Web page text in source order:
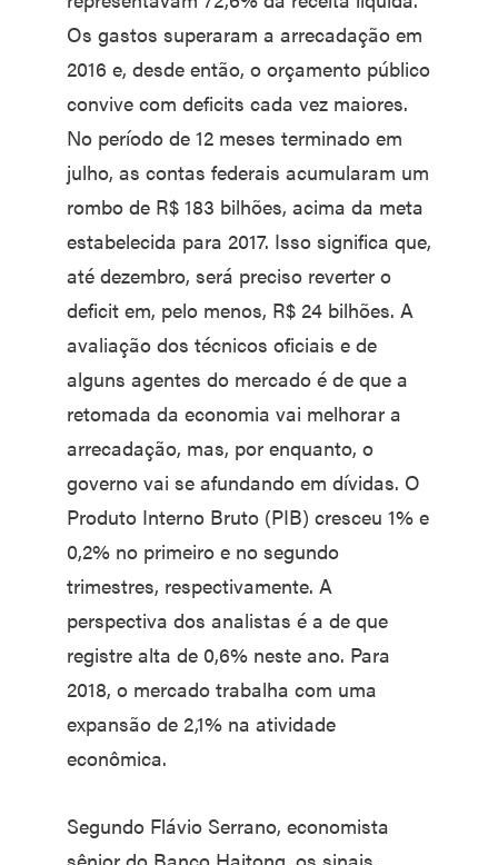
Os gastos superaram a arrecadação em
2016 e, desde então, o orçamento público
convive com deficits cada vez maiores.
No período de 12 meses terminado em
julho, as contas federais acumularam um
rombo de R$ 183 bilhões, acima da meta
estabelecida para 2017. Isso significa que,
até dezembro, será preciso reverter o
deficit em, pelo menos, R$ 24 bilhões. A
avaliação dos técnicos oficiais e de
alguns agentes do mercado é de que a
retomada da economia vai melhorar a
arrecadação, mas, por enquanto, o
governo vai se afundando em dívidas. O
Produto Interno Bruto (PIB) cresceu 1% e
0,2% no primeiro e no segundo
trimestres, respectivamente. A
perspectiva dos analistas é a de que
registre alta de 0,6% neste ano. Para
2018, o mercado trabalha com uma
expansão de 2,1% na atividade
econômica.
Segundo Flávio Serrano, economista